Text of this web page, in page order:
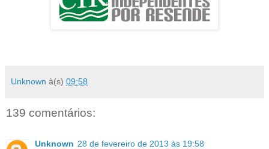
Unknown à(s) 09:58
139 comentários:
Unknown 28 de fevereiro de 2013 às 19:58